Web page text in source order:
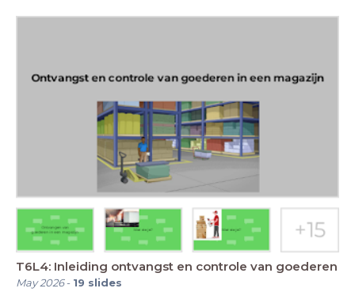
T6L4: Inleiding ontvangst en controle van goederen
May 2026- 19 slides